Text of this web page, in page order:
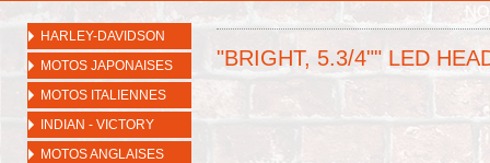
HARLEY-DAVIDSON
MOTOS JAPONAISES
MOTOS ITALIENNES
INDIAN - VICTORY
MOTOS ANGLAISES
"BRIGHT, 5.3/4"" LED